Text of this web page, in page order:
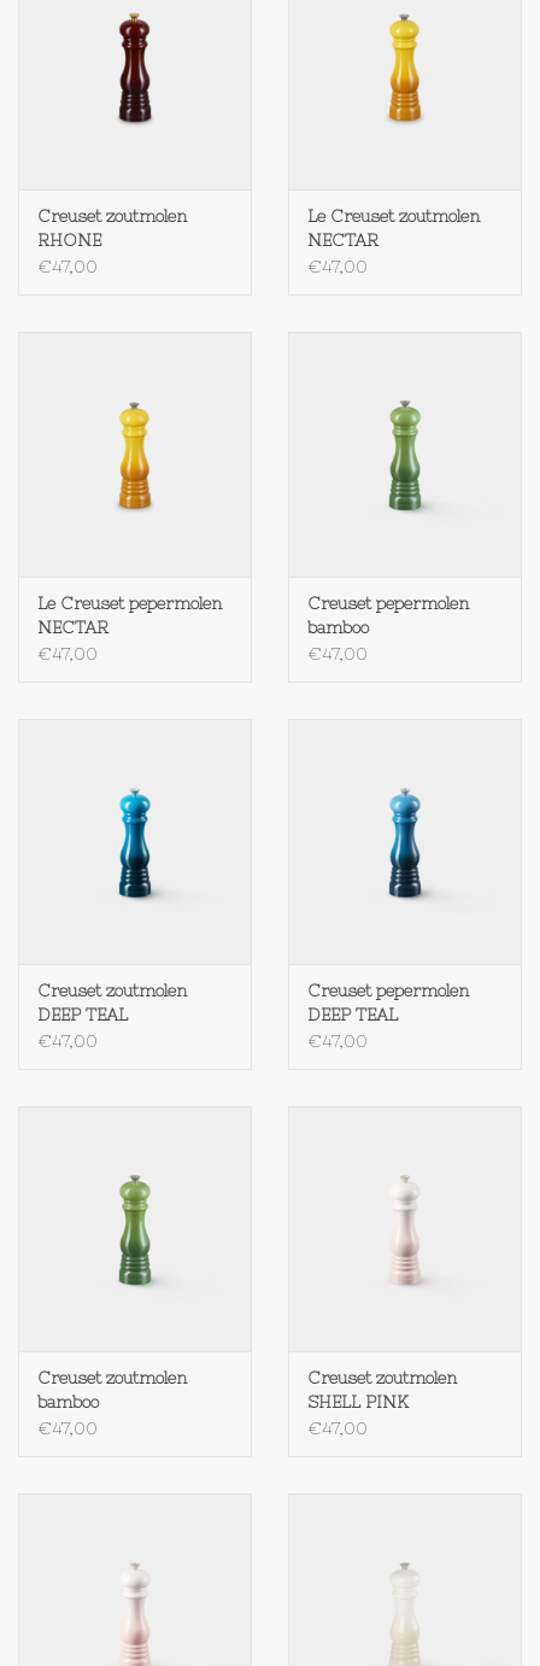
Creuset zoutmolen
RHONE
€47,00
Le Creuset zoutmolen
NECTAR
€47,00
Le Creuset pepermolen
NECTAR
€47,00
Creuset pepermolen
bamboo
€47,00
Creuset zoutmolen
DEEP TEAL
€47,00
Creuset pepermolen
DEEP TEAL
€47,00
Creuset zoutmolen
bamboo
€47,00
Creuset zoutmolen
SHELL PINK
€47,00